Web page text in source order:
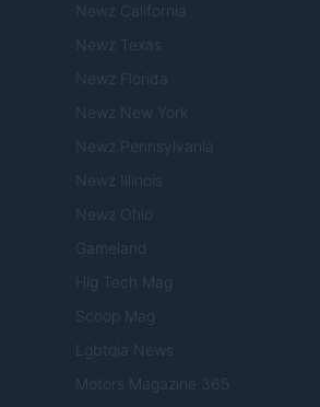
Newz California
Newz Texas
Newz Florida
Newz New York
Newz Pennsylvania
Newz Illinois
Newz Ohio
Gameland
Hig Tech Mag
Scoop Mag
Lgbtqia News
Motors Magazine 365